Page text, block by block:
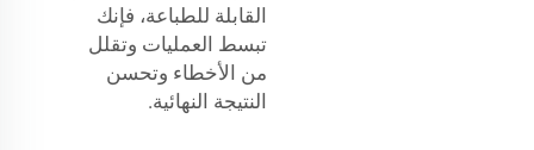
القابلة للطباعة، فإنك
تبسط العمليات وتقلل
من الأخطاء وتحسن
النتيجة النهائية.